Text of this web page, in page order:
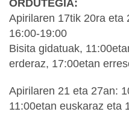
ORDUTEGIA:
Apirilaren 17tik 20ra eta
16:00-19:00
Bisita gidatuak,
erderaz, 17:00etan
Apirilaren 21 eta 27an:
11:00etan euskaraz eta